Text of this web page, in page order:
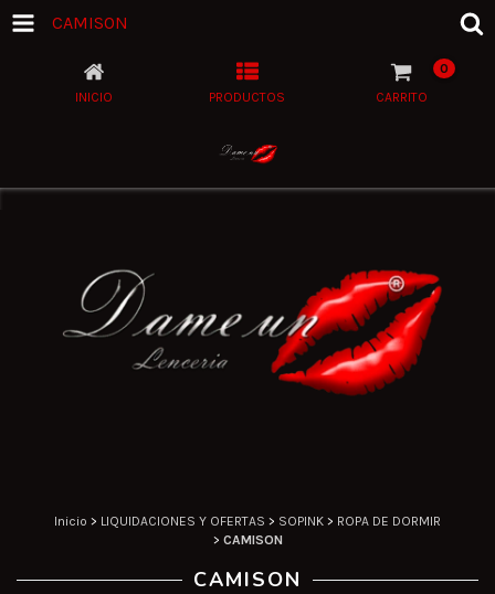
CAMISON
INICIO PRODUCTOS CARRITO
0
Inicio > LIQUIDACIONES Y OFERTAS > SOPINK > ROPA DE DORMIR
> CAMISON
CAMISON